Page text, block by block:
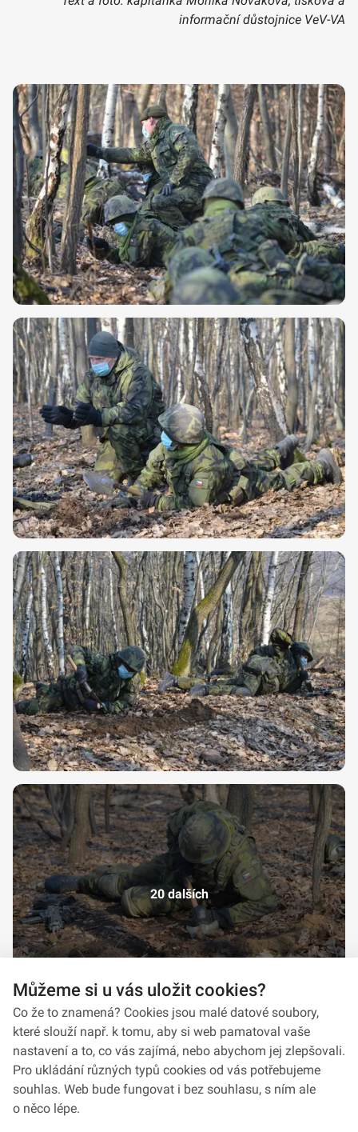
informační důstojnice VeV-VA
20 dalších
Můžeme si u vás uložit cookies?
Co že to znamená? Cookies jsou malé datové soubory,
které slouží např. k tomu, aby si web pamatoval vaše
nastavení a to, co vás zajímá, nebo abychom jej zlepšovali.
Pro ukládání různých typů cookies od vás potřebujeme
souhlas. Web bude fungovat i bez souhlasu, s ním ale
o něco lépe.